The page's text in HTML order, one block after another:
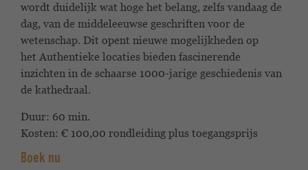
wordt duidelijk wat hoge het belang, zelfs vandaag de
dag, van de middeleeuwse geschriften voor de
wetenschap. Dit opent nieuwe mogelijkheden op
het Authentieke locaties bieden fascinerende
inzichten in de schaarse 1000-jarige geschiedenis van
de kathedraal.
Duur: 60 min.
Kosten: € 100,00 rondleiding plus toegangsprijs
Boek nu